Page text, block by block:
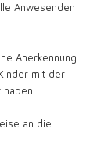
Anwesenden
Anerkennung
mit der
an die